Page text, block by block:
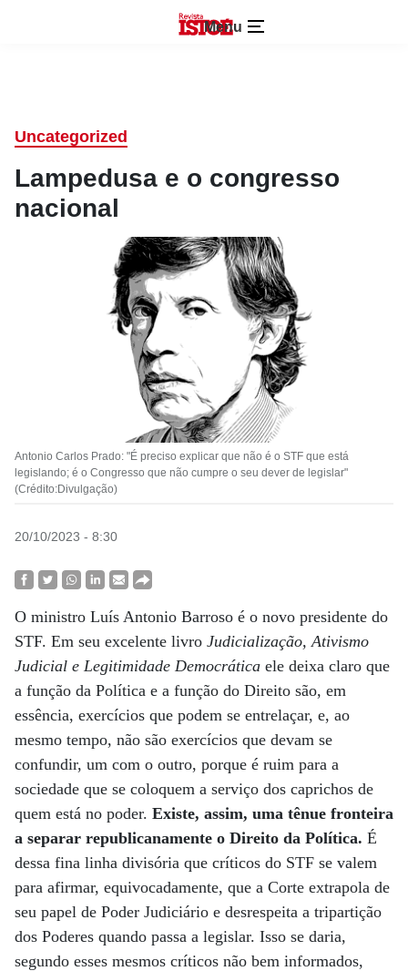
Menu
Uncategorized
Lampedusa e o congresso
nacional
Antonio Carlos Prado: "É preciso explicar que não é o STF que está
legislando; é o Congresso que não cumpre o seu dever de legislar"
(Crédito:Divulgação)
20/10/2023 - 8:30
O ministro Luís Antonio Barroso é o novo presidente do
STF. Em seu excelente livro Judicialização, Ativismo
Judicial e Legitimidade Democrática ele deixa claro que
a função da Política e a função do Direito são, em
essência, exercícios que podem se entrelaçar, e, ao
mesmo tempo, não são exercícios que devam se
confundir, um com o outro, porque é ruim para a
sociedade que se coloquem a serviço dos caprichos de
quem está no poder. Existe, assim, uma tênue fronteira
a separar republicanamente o Direito da Política. É
dessa fina linha divisória que críticos do STF se valem
para afirmar, equivocadamente, que a Corte extrapola de
seu papel de Poder Judiciário e desrespeita a tripartição
dos Poderes quando passa a legislar. Isso se daria,
segundo esses mesmos críticos não bem informados,